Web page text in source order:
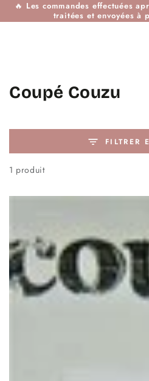
IGNORER LE
CONTENU
🔥 Les commandes effectuées
traitées et envoyées à
Collection:
Coupé Couzu
FILTRER
1 produit